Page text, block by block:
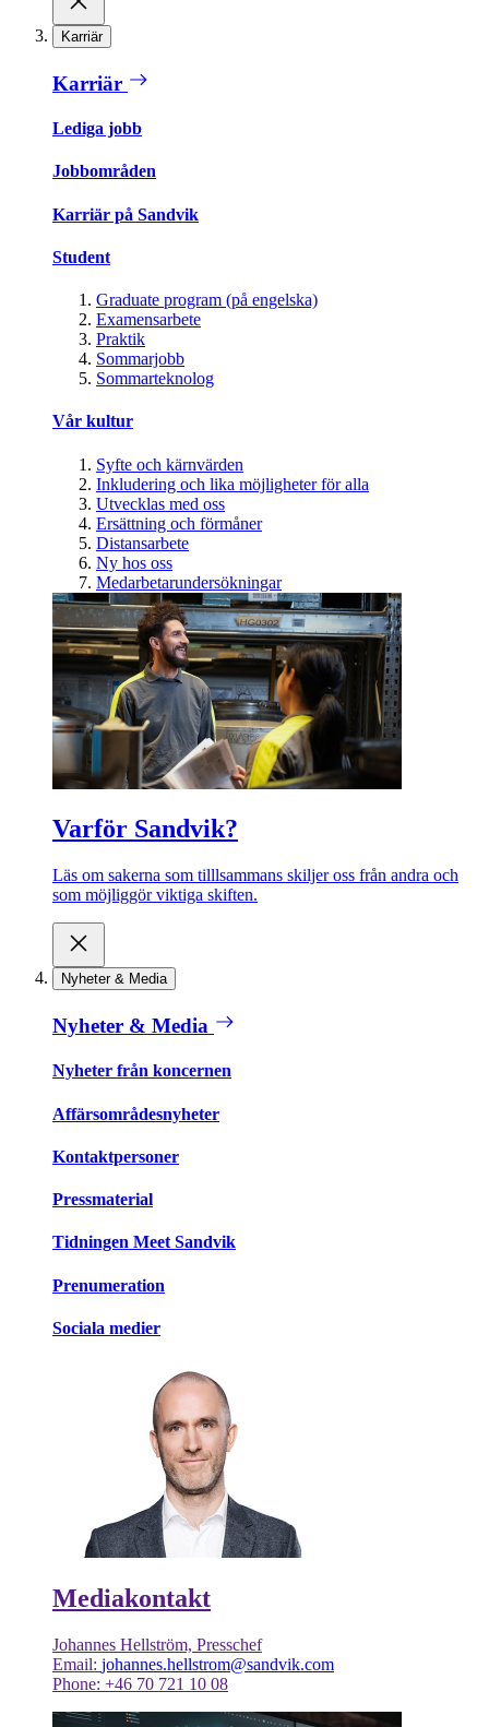
Karriär
Karriär
Lediga jobb
Jobbområden
Karriär på Sandvik
Student
Graduate program (på engelska)
Examensarbete
Praktik
Sommarjobb
Sommarteknolog
Vår kultur
Syfte och kärnvärden
Inkludering och lika möjligheter för alla
Utvecklas med oss
Ersättning och förmåner
Distansarbete
Ny hos oss
Medarbetarundersökningar
Varför Sandvik?
Läs om sakerna som tilllsammans skiljer oss från andra och
som möjliggör viktiga skiften.
Nyheter & Media
Nyheter & Media
Nyheter från koncernen
Affärsområdesnyheter
Kontaktpersoner
Pressmaterial
Tidningen Meet Sandvik
Prenumeration
Sociala medier
Mediakontakt
Johannes Hellström, Presschef
Email: johannes.hellstrom@sandvik.com
Phone: +46 70 721 10 08